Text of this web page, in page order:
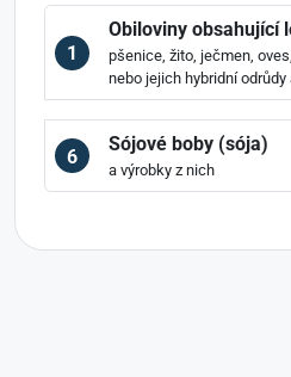
1
Obiloviny obsahující
pšenice, žito, ječmen,
nebo jejich hybridní odrůdy
6
Sójové boby (sója)
a výrobky z nich